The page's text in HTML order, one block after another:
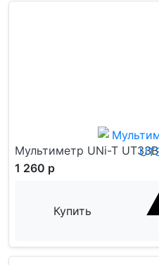
Мультиметр UNi-T UT33B
1 260 р
Купить